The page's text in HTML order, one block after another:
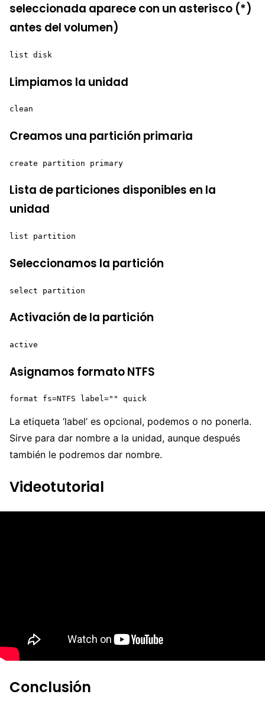
seleccionada aparece con un asterisco (*)
antes del volumen)
list disk
Limpiamos la unidad
clean
Creamos una partición primaria
create partition primary
Lista de particiones disponibles en la
unidad
list partition
Seleccionamos la partición
select partition
Activación de la partición
active
Asignamos formato NTFS
format fs=NTFS label="" quick
La etiqueta ‘label’ es opcional, podemos o no ponerla.
Sirve para dar nombre a la unidad, aunque después
también le podremos dar nombre.
Videotutorial
Conclusión